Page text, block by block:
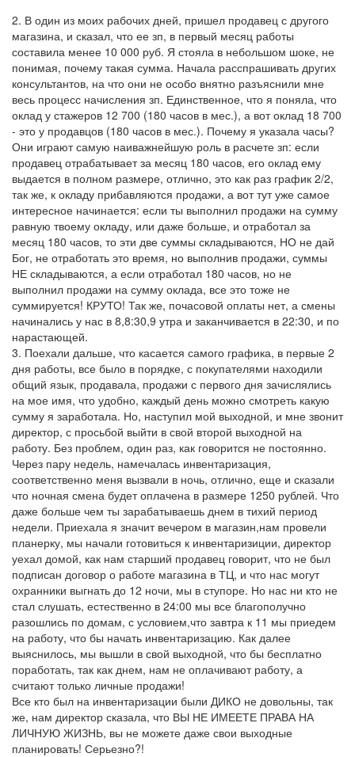
2. В один из моих рабочих дней, пришел продавец с другого
магазина, и сказал, что ее зп, в первый месяц работы
составила менее 10 000 руб. Я стояла в небольшом шоке, не
понимая, почему такая сумма. Начала расспрашивать других
консультантов, на что они не особо внятно разъяснили мне
весь процесс начисления зп. Единственное, что я поняла, что
оклад у стажеров 12 700 (180 часов в мес.), а вот оклад 18 700
- это у продавцов (180 часов в мес.). Почему я указала часы?
Они играют самую наиважнейшую роль в расчете зп: если
продавец отрабатывает за месяц 180 часов, его оклад ему
выдается в полном размере, отлично, это как раз график 2/2,
так же, к окладу прибавляются продажи, а вот тут уже самое
интересное начинается: если ты выполнил продажи на сумму
равную твоему окладу, или даже больше, и отработал за
месяц 180 часов, то эти две суммы складываются, НО не дай
Бог, не отработать это время, но выполнив продажи, суммы
НЕ складываются, а если отработал 180 часов, но не
выполнил продажи на сумму оклада, все это тоже не
суммируется! КРУТО! Так же, почасовой оплаты нет, а смены
начинались у нас в 8,8:30,9 утра и заканчивается в 22:30, и по
нарастающей.
3. Поехали дальше, что касается самого графика, в первые 2
дня работы, все было в порядке, с покупателями находили
общий язык, продавала, продажи с первого дня зачислялись
на мое имя, что удобно, каждый день можно смотреть какую
сумму я заработала. Но, наступил мой выходной, и мне звонит
директор, с просьбой выйти в свой второй выходной на
работу. Без проблем, один раз, как говорится не постоянно.
Через пару недель, намечалась инвентаризация,
соответственно меня вызвали в ночь, отлично, еще и сказали
что ночная смена будет оплачена в размере 1250 рублей. Что
даже больше чем ты зарабатываешь днем в тихий период
недели. Приехала я значит вечером в магазин,нам провели
планерку, мы начали готовиться к инвентаризиции, директор
уехал домой, как нам старший продавец говорит, что не был
подписан договор о работе магазина в ТЦ, и что нас могут
охранники выгнать до 12 ночи, мы в ступоре. Но нас ни кто не
стал слушать, естественно в 24:00 мы все благополучно
разошлись по домам, с условием,что завтра к 11 мы приедем
на работу, что бы начать инвентаризацию. Как далее
выяснилось, мы вышли в свой выходной, что бы бесплатно
поработать, так как днем, нам не оплачивают работу, а
считают только личные продажи!
Все кто был на инвентаризации были ДИКО не довольны, так
же, нам директор сказала, что ВЫ НЕ ИМЕЕТЕ ПРАВА НА
ЛИЧНУЮ ЖИЗНЬ, вы не можете даже свои выходные
планировать! Серьезно?!